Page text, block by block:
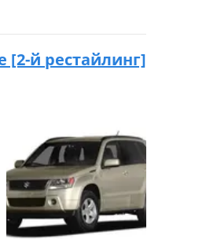
[2-й рестайлинг]